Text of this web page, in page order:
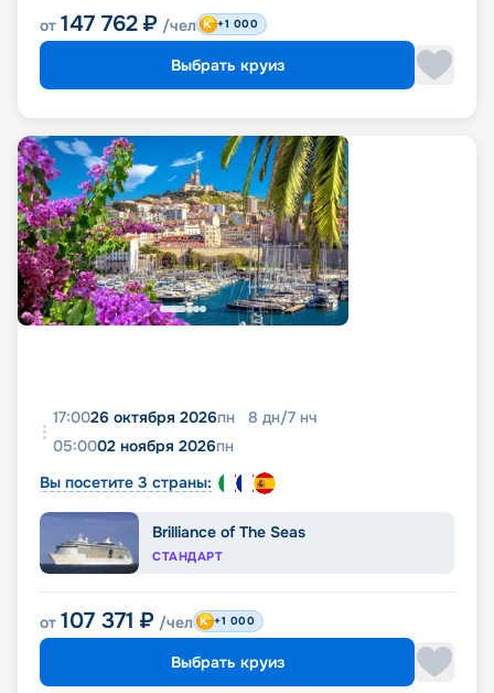
от 147 762 ₽ /чел +1 000
Выбрать круиз
17:0026 октября 2026пн 8 дн/7 нч
05:0002 ноября 2026пн
Вы посетите 3 страны:
Brilliance of The Seas
СТАНДАРТ
от 107 371 ₽ /чел +1 000
Выбрать круиз